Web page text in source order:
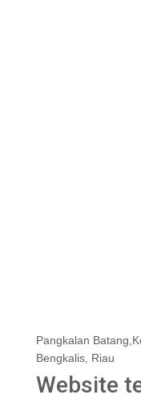
Pangkalan
Bengkalis, Riau
Website